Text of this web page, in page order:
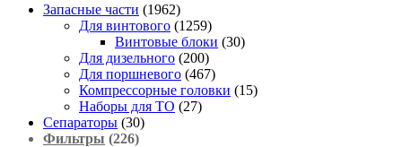
Запасные части (1962)
Для винтового (1259)
Винтовые блоки (30)
Для дизельного (200)
Для поршневого (467)
Компрессорные головки (15)
Наборы для ТО (27)
Сепараторы (30)
Фильтры (226)